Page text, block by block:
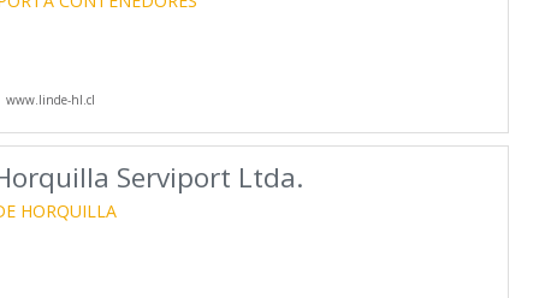
www.linde-hl.cl
Serviport Ltda.
HORQUILLA